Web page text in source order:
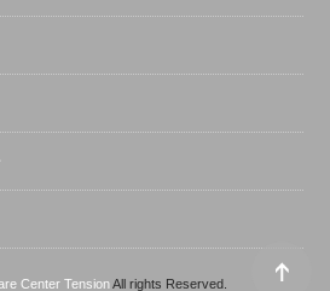
Center TensionAll rights Reserved.